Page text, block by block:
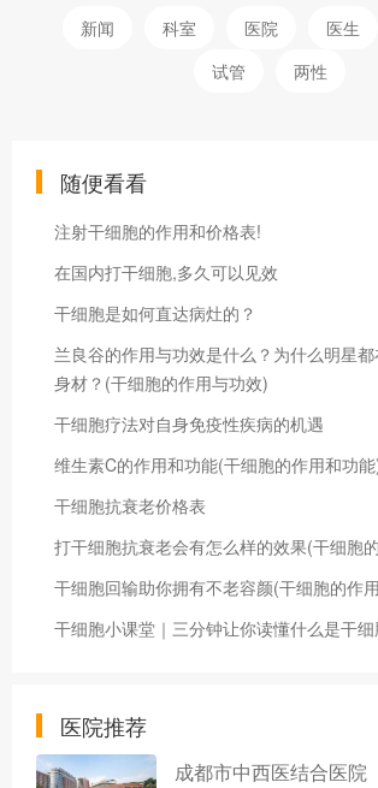
新闻 科室 医院 医生
试管
两性
随便看看
注射干细胞的作用和价格表!
在国内打干细胞,多久可以见效
干细胞是如何直达病灶的？
兰良谷的作用与功效是什么？为什么明星
身材？(干细胞的作用与功效)
干细胞疗法对自身免疫性疾病的机遇
维生素C的作用和功能(干细胞的作用和功
干细胞抗衰老价格表
打干细胞抗衰老会有怎么样的效果(干细胞
干细胞回输助你拥有不老容颜(干细胞的作
干细胞小课堂｜三分钟让你读懂什么是干
医院推荐
成都市中西医结合医院